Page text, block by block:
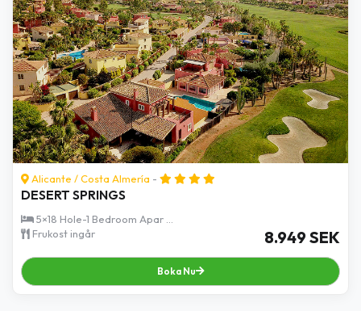
Alicante /Costa Almería -
DESERT SPRINGS
5×18 Hole-1 Bedroom Apar ...
Frukost ingår
8.949 SEK
Boka Nu